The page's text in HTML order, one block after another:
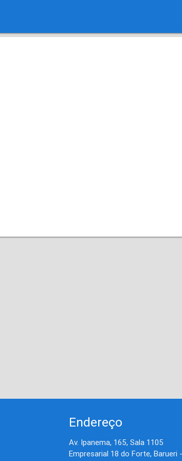
Endereço
Av. Ipanema, 165, Sala 1105
Empresarial 18 do Forte, Barueri